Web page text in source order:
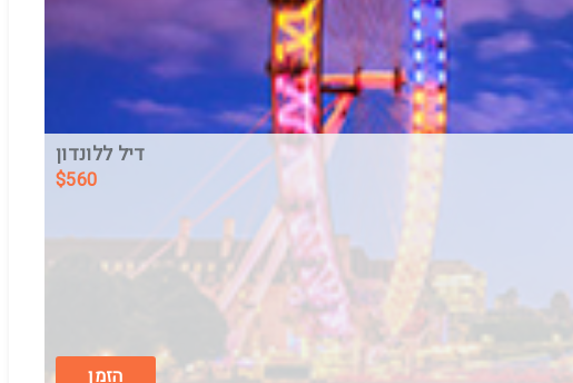
דיל ללונדון
$560
הזמן
בין התאריכים,
טיסת שכר
ARKIA AIRLINES